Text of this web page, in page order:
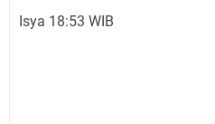
Isya 18:53 WIB